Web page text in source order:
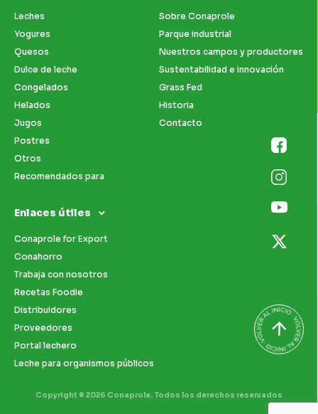
Leches
Yogures
Quesos
Dulce de leche
Congelados
Helados
Jugos
Postres
Otros
Recomendados para
Sobre Conaprole
Parque industrial
Nuestros campos y productores
Sustentabilidad e innovación
Grass Fed
Historia
Contacto
Enlaces útiles
Conaprole for Export
Conahorro
Trabaja con nosotros
Recetas Foodie
Distribuidores
Proveedores
Portal lechero
Leche para organismos públicos
Copyright © 2026 Conaprole. Todos los derechos reservados